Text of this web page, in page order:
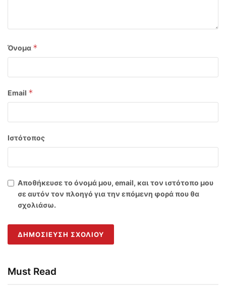
Όνομα *
Email *
Ιστότοπος
Αποθήκευσε το όνομά μου, email, και τον ιστότοπο μου
σε αυτόν τον πλοηγό για την επόμενη φορά που θα
σχολιάσω.
Must Read